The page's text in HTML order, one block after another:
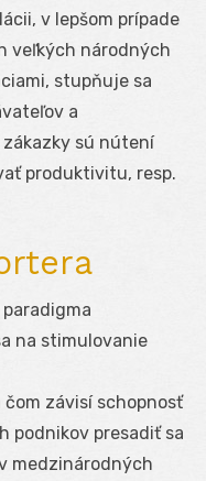
v lepšom prípade
veľkých národných
stupňuje sa
a
sú nútení
produktivitu, resp.
na stimulovanie
čom závisí schopnosť
podnikov presadiť sa
medzinárodných